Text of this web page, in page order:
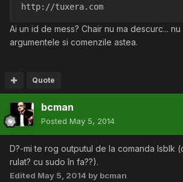
http://tuxera.com
Ai un id de mess? Chair nu ma descurc...
argumentele si comenzile astea.
Quote
bcman
Posted May 5, 2014
D?-mi te rog outputul de la comanda lsblk
rulat? cu sudo în fa??).
Edited May 5, 2014 by bcman